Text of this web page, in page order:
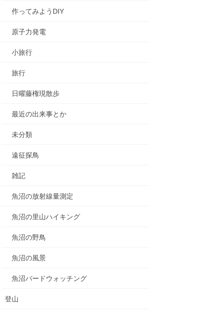
作ってみようDIY
原子力発電
小旅行
旅行
日曜藤権現散歩
最近の出来事とか
未分類
遠征探鳥
雑記
魚沼の放射線量測定
魚沼の里山ハイキング
魚沼の野鳥
魚沼の風景
魚沼バードウォッチング
登山